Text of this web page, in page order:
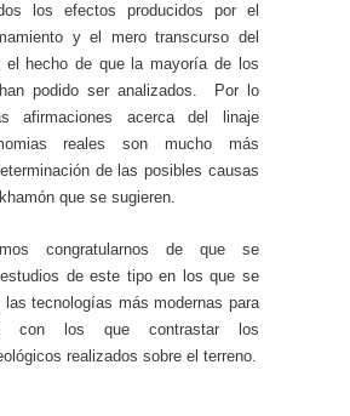
los efectos producidos por el
y el mero transcurso del
hecho de que la mayoría de los
podido ser analizados. Por lo
afirmaciones acerca del linaje
reales son mucho más
de las posibles causas
que se sugieren.
congratularnos de que se
de este tipo en los que se
tecnologías más modernas para
con los que contrastar los
realizados sobre el terreno.